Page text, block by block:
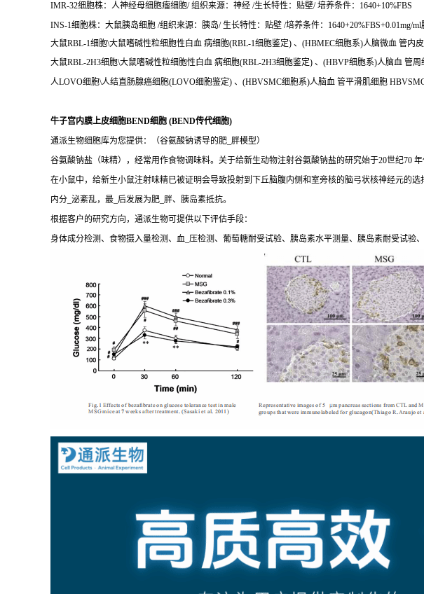
IMR-32细胞株：人神经母细胞瘤细胞/ 组织来源：神经 /生长特性：贴壁/ 培养条件：1640+10%FBS
INS-1细胞株：大鼠胰岛细胞 /组织来源：胰岛/ 生长特性：贴壁 /培养条件：1640+20%FBS+0.01mg/ml
大鼠RBL-1细胞\大鼠嗜碱性粒细胞性白血 病细胞(RBL-1细胞鉴定) 、(HBMEC细胞系)人脑微血 管内
大鼠RBL-2H3细胞\大鼠嗜碱性粒细胞性白血 病细胞(RBL-2H3细胞鉴定) 、(HBVP细胞系)人脑血 管
人LOVO细胞\人结直肠腺癌细胞(LOVO细胞鉴定) 、(HBVSMC细胞系)人脑血 管平滑肌细胞
牛子宫内膜上皮细胞BEND细胞 (BEND传代细胞)
通派生物细胞库为您提供：（谷氨酸钠诱导的肥_胖模型）
谷氨酸钠盐（味精），经常用作食物调味料。关于给新生动物注射谷氨酸钠盐的研究始于20世纪70
在小鼠中，给新生小鼠注射味精已被证明会导致投射到下丘脑腹内侧和室旁核的脑弓状核神经元的
内分_泌紊乱，最_后发展为肥_胖、胰岛素抵抗。
根据客户的研究方向，通派生物可提供以下评估手段：
身体成分检测、食物摄入量检测、血_压检测、葡萄糖耐受试验、胰岛素水平测量、胰岛素耐受试验、